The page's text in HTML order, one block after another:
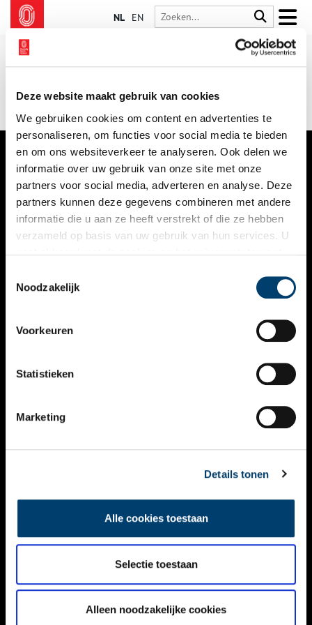
Deze website maakt gebruik van cookies
We gebruiken cookies om content en advertenties te
personaliseren, om functies voor social media te bieden
en om ons websiteverkeer te analyseren. Ook delen we
informatie over uw gebruik van onze site met onze
partners voor social media, adverteren en analyse. Deze
partners kunnen deze gegevens combineren met andere
informatie die u aan ze heeft verstrekt of die ze hebben
verzameld op basis van uw gebruik van hun services. U
Noodzakelijk
Voorkeuren
Statistieken
Marketing
Details tonen
Alle cookies toestaan
Selectie toestaan
Alleen noodzakelijke cookies
NL EN
VERHALEN
NIEUWS
KALENDER
ACTIVITEITEN
NIEUWSBRIEF
DISCLAIMER
TOEGANKELIJKHEID
Volg ONH op social media